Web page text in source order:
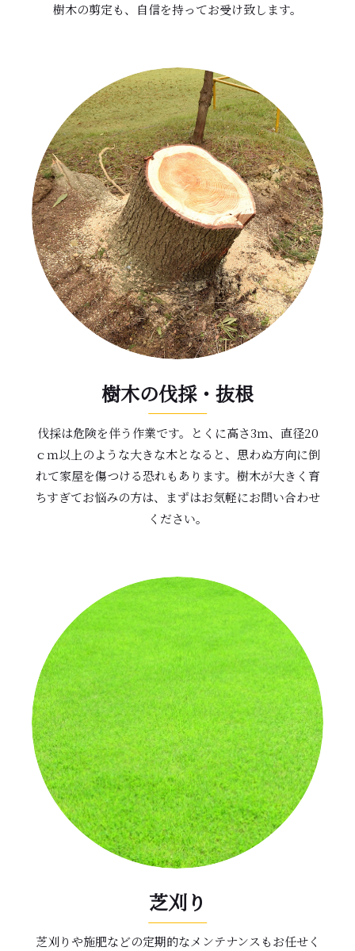
樹木の剪定も、自信を持ってお受け致します。
樹木の伐採・抜根
伐採は危険を伴う作業です。とくに高さ3ｍ、直径20
ｃｍ以上のような大きな木となると、思わぬ方向に倒
れて家屋を傷つける恐れもあります。樹木が大きく育
ちすぎてお悩みの方は、まずはお気軽にお問い合わせ
ください。
芝刈り
芝刈りや施肥などの定期的なメンテナンスもお任せく